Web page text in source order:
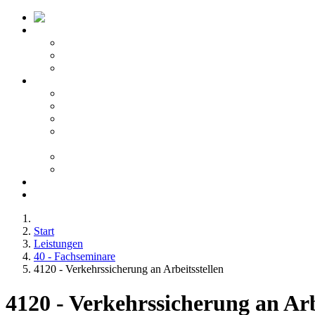
Start
Leistungen
40 - Fachseminare
4120 - Verkehrssicherung an Arbeitsstellen
4120 - Verkehrssicherung an